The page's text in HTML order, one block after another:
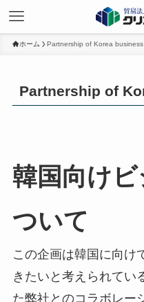
ホーム Partnership of Korea business
Partnership of
韓国向け
ついて
この企画は韓国に向け
きたいと考えられてい
た弊社とのコラボレー